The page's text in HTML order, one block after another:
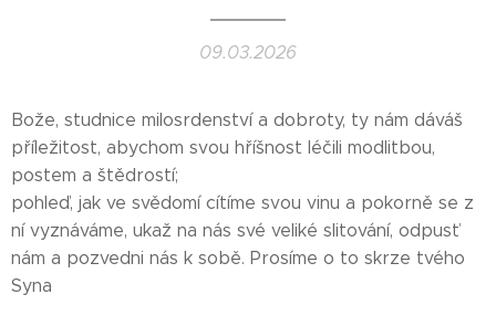
09.03.2026
Bože, studnice milosrdenství a dobroty, ty nám dáváš
příležitost, abychom svou hříšnost léčili modlitbou,
postem a štědrostí;
pohleď, jak ve svědomí cítíme svou vinu a pokorně se z
ní vyznáváme, ukaž na nás své veliké slitování, odpusť
nám a pozvedni nás k sobě. Prosíme o to skrze tvého
Syna